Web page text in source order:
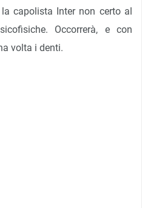
capolista Inter non certo al
Occorrerà, e con
volta i denti.